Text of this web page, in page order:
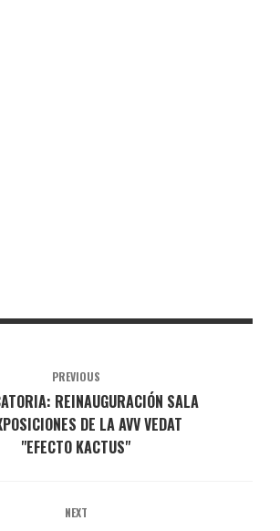
PREVIOUS
REINAUGURACIÓN SALA
DE LA AVV VEDAT
"EFECTO KACTUS"
NEXT